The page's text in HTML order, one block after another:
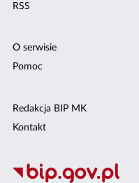
RSS
O serwisie
Pomoc
Redakcja BIP MK
Kontakt